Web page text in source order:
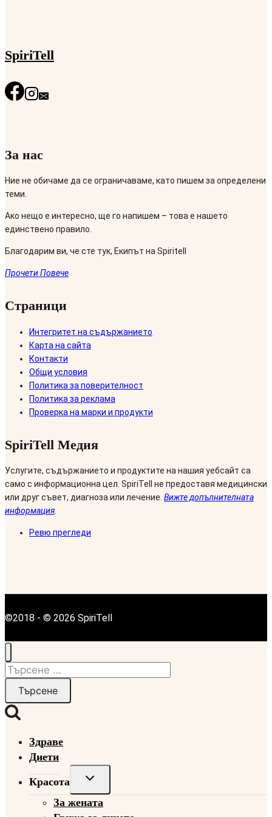
SpiriTell
За нас
Ние не обичаме да се ограничаваме, като пишем за определени
теми.
Ако нещо е интересно, ще го напишем – това е нашето
единствено правило.
Благодарим ви, че сте тук, Екипът на Spiritell
Прочети Повече
Страници
Интегритет на съдържанието
Карта на сайта
Контакти
Общи условия
Политика за поверителност
Политика за реклама
Проверка на марки и продукти
SpiriTell Медия
Услугите, съдържанието и продуктите на нашия уебсайт са
само с информационна цел. SpiriTell не предоставя медицински
или друг съвет, диагноза или лечение. Вижте допълнителната
информация
Ревю прегледи
©2018 - © 2026 SpiriTell
Търсене
Здраве
Диети
Красота
Toggle
child
menu
За жената